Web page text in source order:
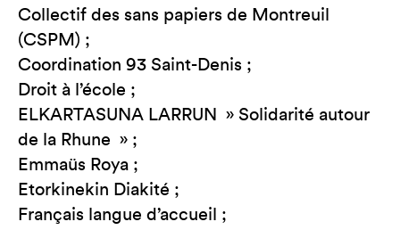
Collectif des sans papiers de Montreuil
(CSPM) ;
Coordination 93 Saint-Denis ;
Droit à l’école ;
ELKARTASUNA LARRUN » Solidarité autour
de la Rhune » ;
Emmaüs Roya ;
Etorkinekin Diakité ;
Français langue d’accueil ;